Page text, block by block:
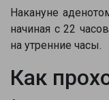
Накануне
начиная с 22
на утренние часы.
Как